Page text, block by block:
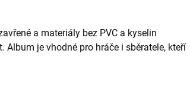
a materiály bez PVC a kyselin
je vhodné pro hráče i sběratele, kteří